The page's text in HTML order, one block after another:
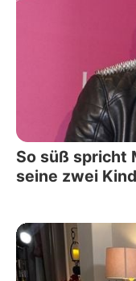
So süß spricht
seine zwei